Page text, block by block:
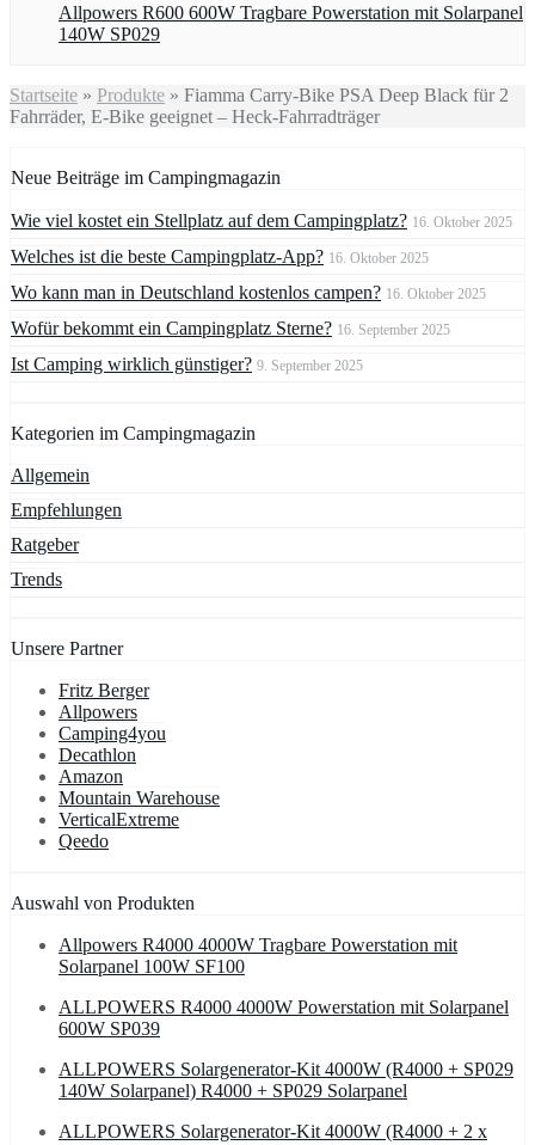
Allpowers R600 600W Tragbare Powerstation mit Solarpanel
140W SP029
Startseite » Produkte » Fiamma Carry-Bike PSA Deep Black für 2
Fahrräder, E-Bike geeignet – Heck-Fahrradträger
Neue Beiträge im Campingmagazin
Wie viel kostet ein Stellplatz auf dem Campingplatz? 16. Oktober 2025
Welches ist die beste Campingplatz-App? 16. Oktober 2025
Wo kann man in Deutschland kostenlos campen? 16. Oktober 2025
Wofür bekommt ein Campingplatz Sterne? 16. September 2025
Ist Camping wirklich günstiger? 9. September 2025
Kategorien im Campingmagazin
Allgemein
Empfehlungen
Ratgeber
Trends
Unsere Partner
Fritz Berger
Allpowers
Camping4you
Decathlon
Amazon
Mountain Warehouse
VerticalExtreme
Qeedo
Auswahl von Produkten
Allpowers R4000 4000W Tragbare Powerstation mit
Solarpanel 100W SF100
ALLPOWERS R4000 4000W Powerstation mit Solarpanel
600W SP039
ALLPOWERS Solargenerator-Kit 4000W (R4000 + SP029
140W Solarpanel) R4000 + SP029 Solarpanel
ALLPOWERS Solargenerator-Kit 4000W (R4000 + 2 x